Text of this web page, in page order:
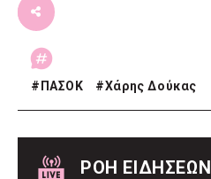
# ΠΑΣΟΚ #Χάρης Δούκας
ΡΟΗ ΕΙΔΗΣΕΩΝ